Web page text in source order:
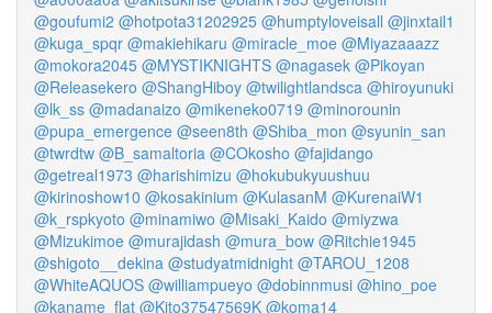
@goufumi2 @hotpota31202925 @humptyloveisall @jinxtail1
@kuga_spqr @makiehikaru @miracle_moe @Miyazaaazz
@mokora2045 @MYSTIKNIGHTS @nagasek @Pikoyan
@Releasekero @ShangHiboy @twilightlandsca @hiroyunuki
@lk_ss @madanaizo @mikeneko0719 @minorounin
@pupa_emergence @seen8th @Shiba_mon @syunin_san
@twrdtw @B_samaltoria @COkosho @fajidango
@getreal1973 @harishimizu @hokubukyuushuu
@kirinoshow10 @kosakinium @KulasanM @KurenaiW1
@k_rspkyoto @minamiwo @Misaki_Kaido @miyzwa
@Mizukimoe @murajidash @mura_bow @Ritchie1945
@shigoto__dekina @studyatmidnight @TAROU_1208
@WhiteAQUOS @williampueyo @dobinnmusi @hino_poe
@kaname_flat @Kito37547569K @koma14